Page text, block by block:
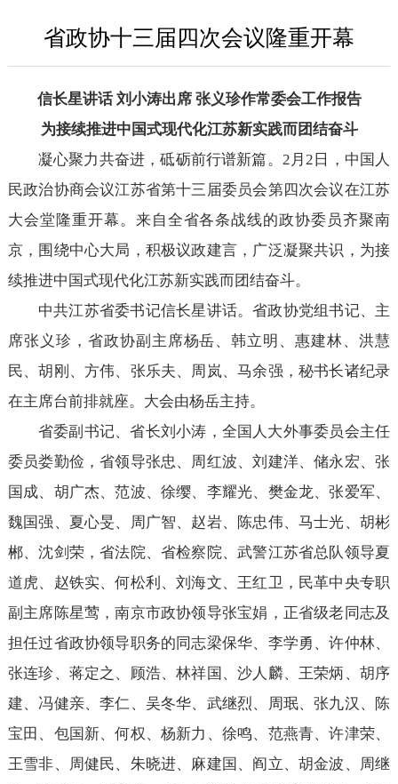
省政协十三届四次会议隆重开幕
信长星讲话 刘小涛出席 张义珍作常委会工作报告
为接续推进中国式现代化江苏新实践而团结奋斗
凝心聚力共奋进，砥砺前行谱新篇。2月2日，中国人
民政治协商会议江苏省第十三届委员会第四次会议在江苏
大会堂隆重开幕。来自全省各条战线的政协委员齐聚南
京，围绕中心大局，积极议政建言，广泛凝聚共识，为接
续推进中国式现代化江苏新实践而团结奋斗。
中共江苏省委书记信长星讲话。省政协党组书记、主
席张义珍，省政协副主席杨岳、韩立明、惠建林、洪慧
民、胡刚、方伟、张乐夫、周岚、马余强，秘书长诸纪录
在主席台前排就座。大会由杨岳主持。
省委副书记、省长刘小涛，全国人大外事委员会主任
委员娄勤俭，省领导张忠、周红波、刘建洋、储永宏、张
国成、胡广杰、范波、徐缨、李耀光、樊金龙、张爱军、
魏国强、夏心旻、周广智、赵岩、陈忠伟、马士光、胡彬
郴、沈剑荣，省法院、省检察院、武警江苏省总队领导夏
道虎、赵铁实、何松利、刘海文、王红卫，民革中央专职
副主席陈星莺，南京市政协领导张宝娟，正省级老同志及
担任过省政协领导职务的同志梁保华、李学勇、许仲林、
张连珍、蒋定之、顾浩、林祥国、沙人麟、王荣炳、胡序
建、冯健亲、李仁、吴冬华、武继烈、周珉、张九汉、陈
宝田、包国新、何权、杨新力、徐鸣、范燕青、许津荣、
王雪非、周健民、朱晓进、麻建国、阎立、胡金波、周继